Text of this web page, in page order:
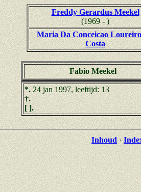
Freddy Gerardus Meekel
(1969 - )
Maria Da Conceicao
Costa
Fabio Meekel
*.24 jan 1997, leeftijd: 13
†.
[ ].
Inhoud ·